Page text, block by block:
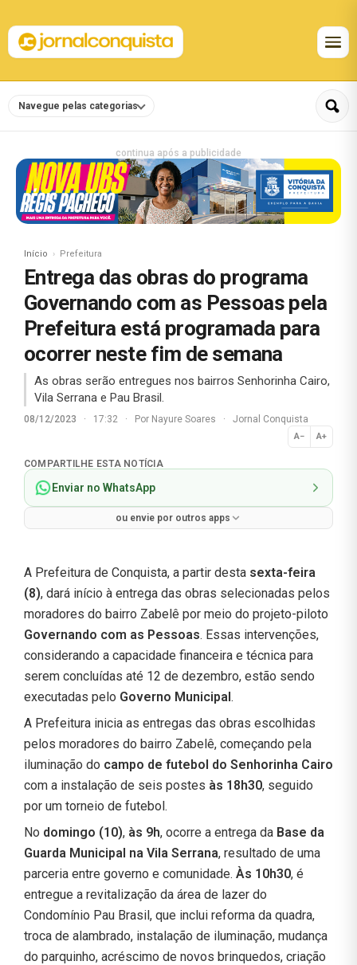
Navegue pelas categorias
continua após a publicidade
Início Prefeitura
Entrega das obras do programa
Governando com as Pessoas pela
Prefeitura está programada para
ocorrer neste fim de semana
As obras serão entregues nos bairros Senhorinha Cairo,
Vila Serrana e Pau Brasil.
08/12/2023 · 17:32 · Por Nayure Soares · Jornal Conquista
A− A+
Normal
COMPARTILHE ESTA NOTÍCIA
Enviar no WhatsApp
ou envie por outros apps
A Prefeitura de Conquista, a partir desta sexta-feira
(8), dará início à entrega das obras selecionadas pelos
moradores do bairro Zabelê por meio do projeto-piloto
Governando com as Pessoas. Essas intervenções,
considerando a capacidade financeira e técnica para
serem concluídas até 12 de dezembro, estão sendo
executadas pelo Governo Municipal.
A Prefeitura inicia as entregas das obras escolhidas
pelos moradores do bairro Zabelê, começando pela
iluminação do campo de futebol do Senhorinha Cairo
com a instalação de seis postes às 18h30, seguido
por um torneio de futebol.
No domingo (10), às 9h, ocorre a entrega da Base da
Guarda Municipal na Vila Serrana, resultado de uma
parceria entre governo e comunidade. Às 10h30, é
entregue a revitalização da área de lazer do
Condomínio Pau Brasil, que inclui reforma da quadra,
troca de alambrado, instalação de iluminação, mudança
do parquinho, acréscimo de novos brinquedos, criação